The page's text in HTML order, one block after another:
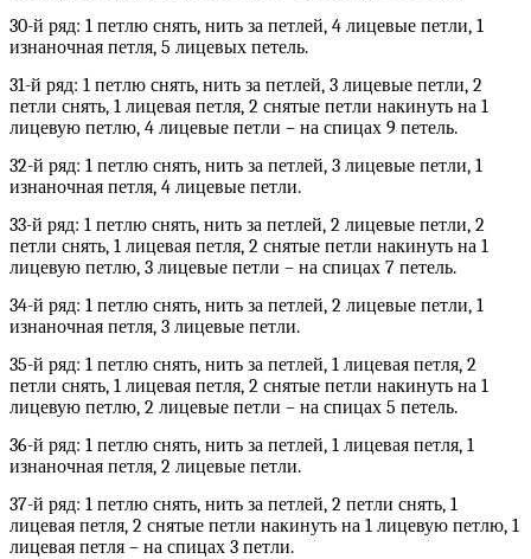
30-й ряд: 1 петлю снять, нить за петлей, 4 лицевые петли, 1
изнаночная петля, 5 лицевых петель.
31-й ряд: 1 петлю снять, нить за петлей, 3 лицевые петли, 2
петли снять, 1 лицевая петля, 2 снятые петли накинуть на 1
лицевую петлю, 4 лицевые петли – на спицах 9 петель.
32-й ряд: 1 петлю снять, нить за петлей, 3 лицевые петли, 1
изнаночная петля, 4 лицевые петли.
33-й ряд: 1 петлю снять, нить за петлей, 2 лицевые петли, 2
петли снять, 1 лицевая петля, 2 снятые петли накинуть на 1
лицевую петлю, 3 лицевые петли – на спицах 7 петель.
34-й ряд: 1 петлю снять, нить за петлей, 2 лицевые петли, 1
изнаночная петля, 3 лицевые петли.
35-й ряд: 1 петлю снять, нить за петлей, 1 лицевая петля, 2
петли снять, 1 лицевая петля, 2 снятые петли накинуть на 1
лицевую петлю, 2 лицевые петли – на спицах 5 петель.
36-й ряд: 1 петлю снять, нить за петлей, 1 лицевая петля, 1
изнаночная петля, 2 лицевые петли.
37-й ряд: 1 петлю снять, нить за петлей, 2 петли снять, 1
лицевая петля, 2 снятые петли накинуть на 1 лицевую петлю, 1
лицевая петля – на спицах 3 петли.